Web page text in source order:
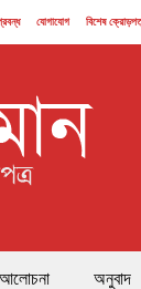
যোগাযোগ বিশেষ
আলোচনা অনুবাদ